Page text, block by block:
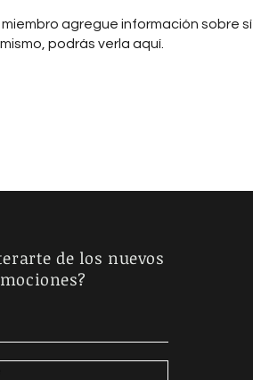
agregue información sobre sí
mismo, podrás verla aquí.
de los nuevos